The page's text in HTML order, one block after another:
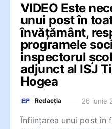
VIDEO Este
unui post în
învățământ,
programele
inspectorul
adjunct al ISJ
Hogea
Redacția 26 iunie
Înființarea unui post în